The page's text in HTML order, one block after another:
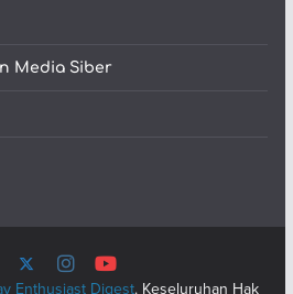
Media Siber
Enthusiast Digest. Keseluruhan Hak